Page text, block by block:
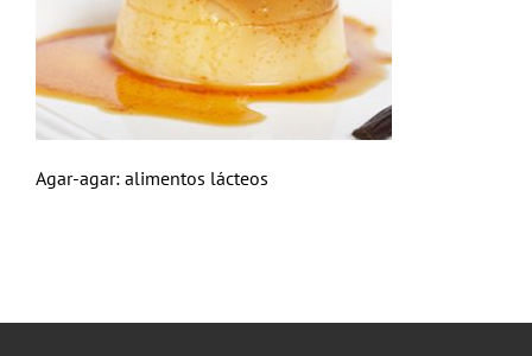
Agar-agar: alimentos lácteos